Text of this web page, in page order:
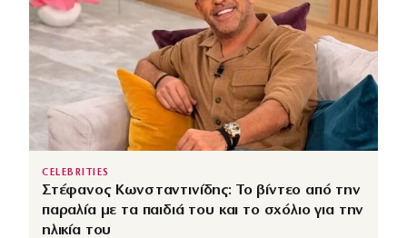
CELEBRITIES
Στέφανος Κωνσταντινίδης: Το βίντεο από την
παραλία με τα παιδιά του και το σχόλιο για την
ηλικία του